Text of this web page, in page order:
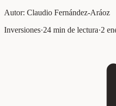
Autor: Claudio Fernández-Aráoz
Inversiones·24 min de lectura·2